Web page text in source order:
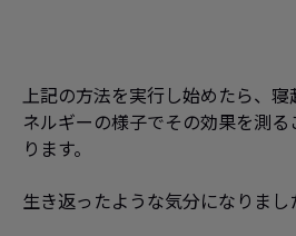
上記の方法を実行し始めたら、
ネルギーの様子でその効果を測
ります。
生き返ったような気分になりまし